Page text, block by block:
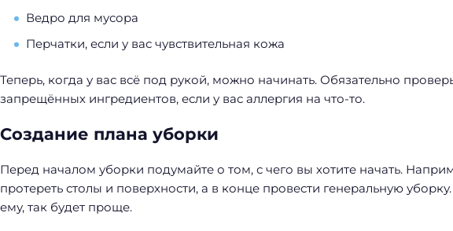
Ведро для мусора
Перчатки, если у вас чувствительная кожа
Теперь, когда у вас всё под рукой, можно начинать. Обязательно
запрещённых ингредиентов, если у вас аллергия на что-то.
Создание плана уборки
Перед началом уборки подумайте о том, с чего вы хотите начать.
протереть столы и поверхности, а в конце провести генеральную
ему, так будет проще.
а
й